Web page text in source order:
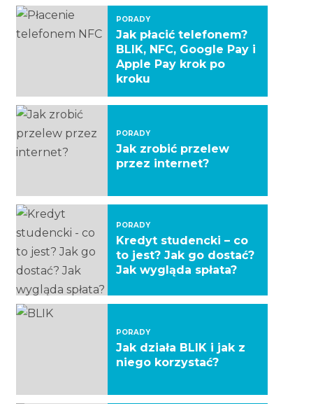
PORADY
Jak płacić telefonem?
BLIK, NFC, Google Pay i
Apple Pay krok po
kroku
PORADY
Jak zrobić przelew
przez internet?
PORADY
Kredyt studencki – co
to jest? Jak go dostać?
Jak wygląda spłata?
PORADY
Jak działa BLIK i jak z
niego korzystać?